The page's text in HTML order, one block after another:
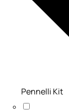
Pennelli Kit